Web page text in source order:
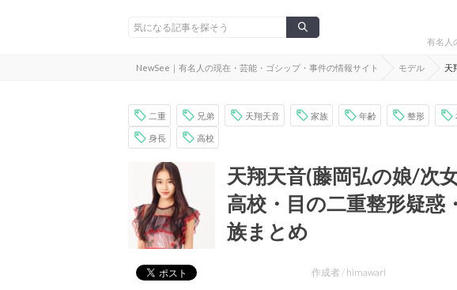
有名人
NewSee｜有名人の現在・芸能・ゴシップ・事件の情報サイト モデル 天
二重 兄弟 天翔天音 家族 年齢 整形
身長 高校
天翔天音(藤岡弘の娘/次
高校・目の二重整形疑惑
族まとめ
作成者 / himawari